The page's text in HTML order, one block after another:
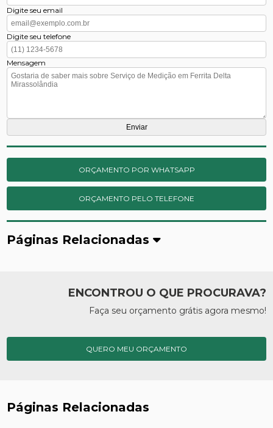
Digite seu email
Digite seu telefone
Mensagem
ORÇAMENTO POR WHATSAPP
ORÇAMENTO PELO TELEFONE
Páginas Relacionadas
ENCONTROU O QUE PROCURAVA?
Faça seu orçamento grátis agora mesmo!
QUERO MEU ORÇAMENTO
Páginas Relacionadas